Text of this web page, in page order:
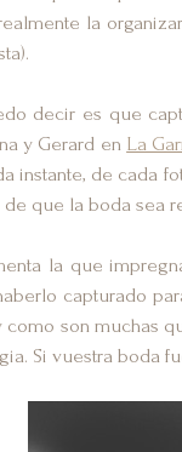
la
decir es que
y Gerard en La
instante, de cada
que la boda sea
la que
capturado
como son muchas
Si vuestra boda